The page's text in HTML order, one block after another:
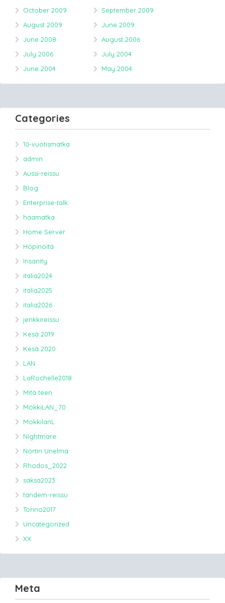
October 2009
September 2009
August 2009
June 2009
June 2008
August 2006
July 2006
July 2004
June 2004
May 2004
Categories
10-vuotismatka
admin
Aussi-reissu
Blog
Enterprise-talk
haamatka
Home Server
Höpinöitä
Insanity
italia2024
italia2025
italia2026
jenkkireissu
Kesä 2019
Kesä 2020
LAN
LaRochelle2018
Mitä teen
MökkiLAN_70
MokkilanL
Nightmare
Nörtin Unelma
Rhodos_2022
saksa2023
tandem-reissu
Torino2017
Uncategorized
XX
Meta